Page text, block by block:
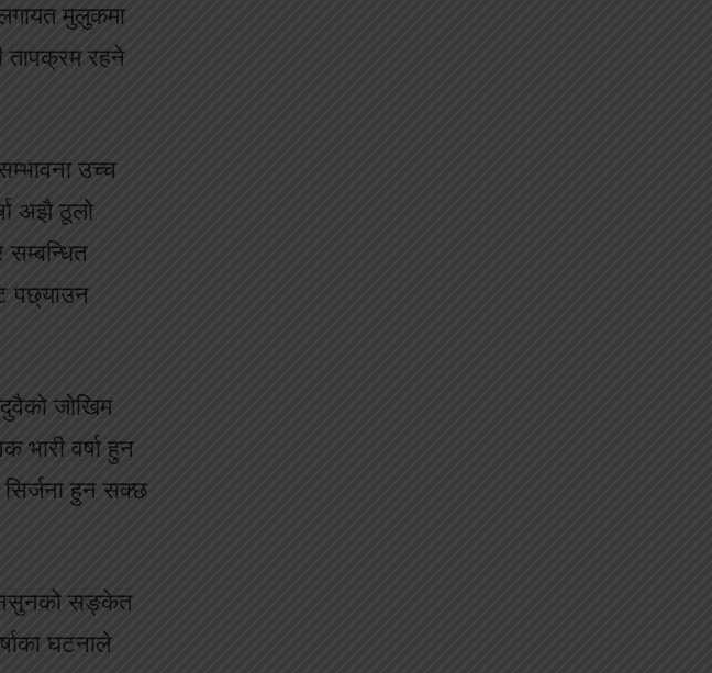
मुलुकमा
तापक्रम रहने
उच्च
अझै ठूलो
सम्बन्धित
पछ्याउन
जोखिम
वर्षा हुन
सिर्जना हुन सक्छ
सङ्केत
घटनाले